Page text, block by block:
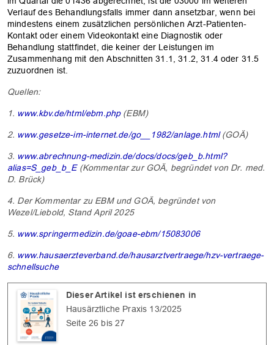
Verlauf des Behandlungsfalls immer dann ansetzbar, wenn bei
mindestens einem zusätzlichen persönlichen Arzt-Patienten-
Kontakt oder einem Videokontakt eine Diagnostik oder
Behandlung stattfindet, die keiner der Leistungen im
Zusammenhang mit den Abschnitten 31.1, 31.2, 31.4 oder 31.5
zuzuordnen ist.
Quellen:
1. www.kbv.de/html/ebm.php(EBM)
2. www.gesetze-im-internet.de/go__1982/anlage.html(GOÄ)
3. www.abrechnung-medizin.de/docs/docs/geb_b.html?
alias=S_geb_b_E(Kommentar zur GOÄ, begründet von Dr. med.
D. Brück)
4. Der Kommentar zu EBM und GOÄ, begründet von
Wezel/Liebold, Stand April 2025
5. www.springermedizin.de/goae-ebm/15083006
6. www.hausaerzteverband.de/hausarztvertraege/hzv-vertraege-
schnellsuche
Dieser Artikel ist erschienen in
Hausärztliche Praxis 13/2025
Seite 26 bis 27